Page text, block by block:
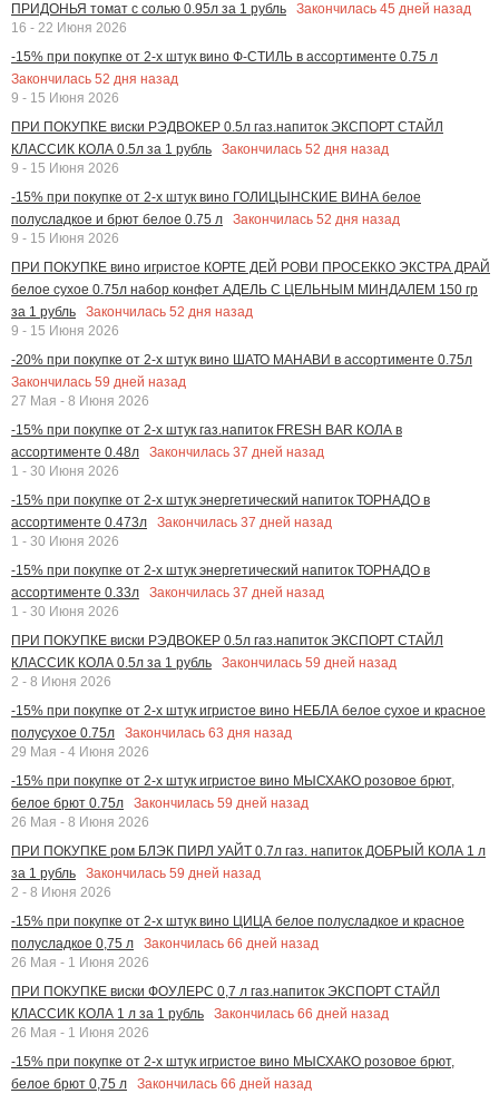
ПРИДОНЬЯ томат с солью 0.95л за 1 рубль Закончилась 45 дней назад
16 - 22 Июня 2026
-15% при покупке от 2-х штук вино Ф-СТИЛЬ в ассортименте 0.75 л
Закончилась 52 дня назад
9 - 15 Июня 2026
ПРИ ПОКУПКЕ виски РЭДВОКЕР 0.5л газ.напиток ЭКСПОРТ СТАЙЛ
КЛАССИК КОЛА 0.5л за 1 рубль
Закончилась 52 дня назад
9 - 15 Июня 2026
-15% при покупке от 2-х штук вино ГОЛИЦЫНСКИЕ ВИНА белое
полусладкое и брют белое 0.75 л
Закончилась 52 дня назад
9 - 15 Июня 2026
ПРИ ПОКУПКЕ вино игристое КОРТЕ ДЕЙ РОВИ ПРОСЕККО ЭКСТРА ДРАЙ
белое сухое 0.75л набор конфет АДЕЛЬ С ЦЕЛЬНЫМ МИНДАЛЕМ 150 гр
за 1 рубль
Закончилась 52 дня назад
9 - 15 Июня 2026
-20% при покупке от 2-х штук вино ШАТО МАНАВИ в ассортименте 0.75л
Закончилась 59 дней назад
27 Мая - 8 Июня 2026
-15% при покупке от 2-х штук газ.напиток FRESH BAR КОЛА в
ассортименте 0.48л
Закончилась 37 дней назад
1 - 30 Июня 2026
-15% при покупке от 2-х штук энергетический напиток ТОРНАДО в
ассортименте 0.473л
Закончилась 37 дней назад
1 - 30 Июня 2026
-15% при покупке от 2-х штук энергетический напиток ТОРНАДО в
ассортименте 0.33л
Закончилась 37 дней назад
1 - 30 Июня 2026
ПРИ ПОКУПКЕ виски РЭДВОКЕР 0.5л газ.напиток ЭКСПОРТ СТАЙЛ
КЛАССИК КОЛА 0.5л за 1 рубль
Закончилась 59 дней назад
2 - 8 Июня 2026
-15% при покупке от 2-х штук игристое вино НЕБЛА белое сухое и красное
полусухое 0.75л
Закончилась 63 дня назад
29 Мая - 4 Июня 2026
-15% при покупке от 2-х штук игристое вино МЫСХАКО розовое брют,
белое брют 0.75л
Закончилась 59 дней назад
26 Мая - 8 Июня 2026
ПРИ ПОКУПКЕ ром БЛЭК ПИРЛ УАЙТ 0.7л газ. напиток ДОБРЫЙ КОЛА 1 л
за 1 рубль
Закончилась 59 дней назад
2 - 8 Июня 2026
-15% при покупке от 2-х штук вино ЦИЦА белое полусладкое и красное
полусладкое 0,75 л
Закончилась 66 дней назад
26 Мая - 1 Июня 2026
ПРИ ПОКУПКЕ виски ФОУЛЕРС 0,7 л газ.напиток ЭКСПОРТ СТАЙЛ
КЛАССИК КОЛА 1 л за 1 рубль
Закончилась 66 дней назад
26 Мая - 1 Июня 2026
-15% при покупке от 2-х штук игристое вино МЫСХАКО розовое брют,
белое брют 0,75 л
Закончилась 66 дней назад